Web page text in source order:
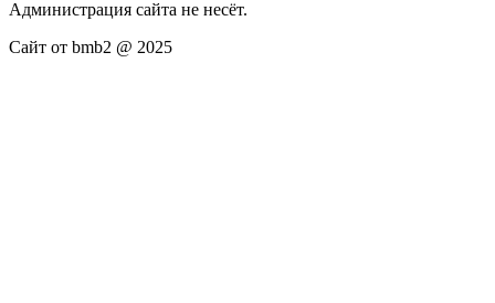
Администрация сайта не несёт.
Сайт от bmb2 @ 2025